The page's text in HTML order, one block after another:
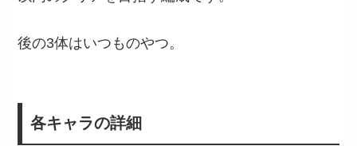
後の3体はいつものやつ。
各キャラの詳細